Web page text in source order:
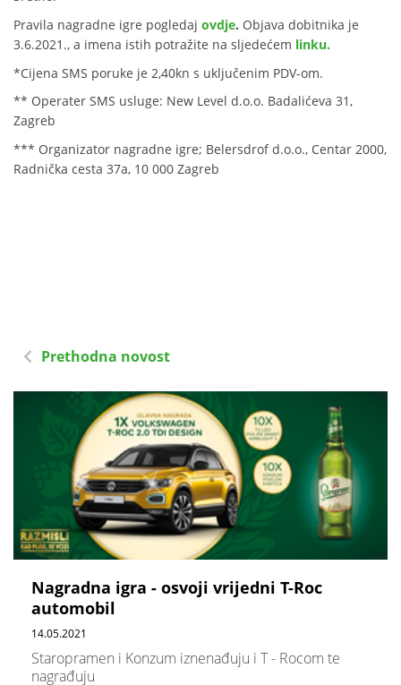
Pravila nagradne igre pogledaj ovdje. Objava dobitnika je
3.6.2021., a imena istih potražite na sljedećem linku.
*Cijena SMS poruke je 2,40kn s uključenim PDV-om.
** Operater SMS usluge: New Level d.o.o. Badalićeva 31,
Zagreb
*** Organizator nagradne igre; Belersdrof d.o.o., Centar 2000,
Radnička cesta 37a, 10 000 Zagreb
Prethodna novost
Nagradna igra - osvoji vrijedni T-Roc
automobil
14.05.2021
Staropramen i Konzum iznenađuju i T - Rocom te
nagrađuju